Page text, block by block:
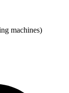
machines)